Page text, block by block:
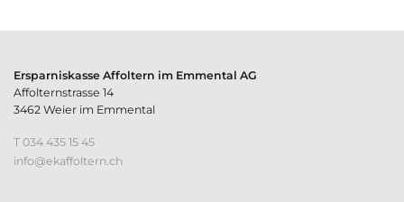
Ersparniskasse Affoltern im Emmental AG
Affolternstrasse 14
3462 Weier im Emmental
T 034 435 15 45
nf
k ff lt rn ch